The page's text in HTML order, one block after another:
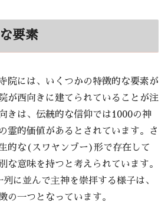
要素
院には、いくつかの特徴的な要素が
が西向きに建てられていることが注
きは、伝統的な信仰では1000の神
霊的価値があるとされています。さ
的な(スワヤンブー)形で存在して
な意味を持つと考えられています。
に並んで主神を崇拝する様子は、
の一つとなっています。